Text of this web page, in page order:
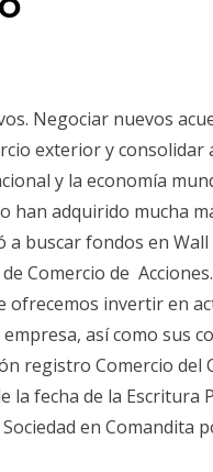
Negociar nuevos
exterior y consolidar
y la economía
han adquirido mucha
a buscar fondos en
Comercio de
ofrecemos invertir en
así como sus
registro Comercio del
la fecha de la Escritura
en Comandita